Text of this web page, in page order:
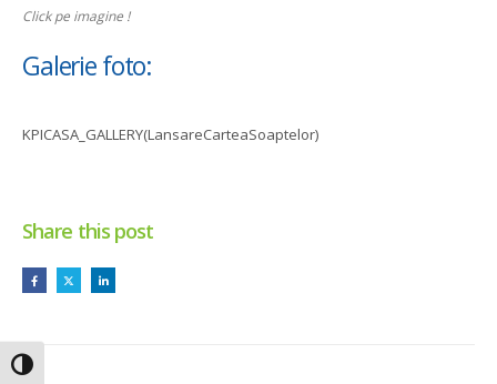
Toggle High Contrast
Click pe imagine !
Galerie foto:
KPICASA_GALLERY(LansareCarteaSoaptelor)
Share this post